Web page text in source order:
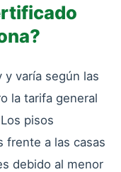
y varía según las
la tarifa general
pisos
frente a las casas
debido al menor